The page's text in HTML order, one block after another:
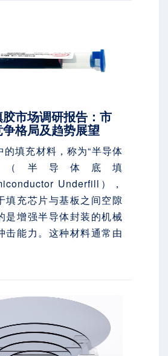
市场调研报告：市
格局及趋势展望
的填充材料，称为“半导体
半导体底填
Underfill），
填充芯片与基板之间空隙
是增强半导体封装的机械
击能力。这种材料通常由